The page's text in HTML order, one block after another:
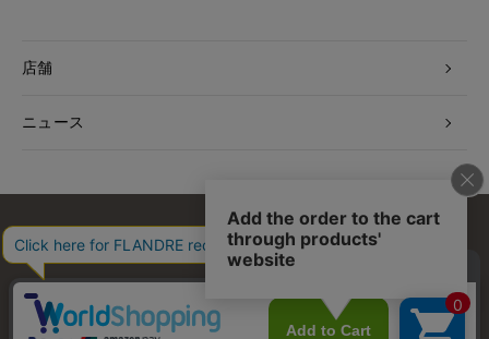
店舗
ニュース
お問い合わせ 利用規約 会社概要 プライバシーポリシー
特定商取引・古物営業法に基づく表示 店舗リスト